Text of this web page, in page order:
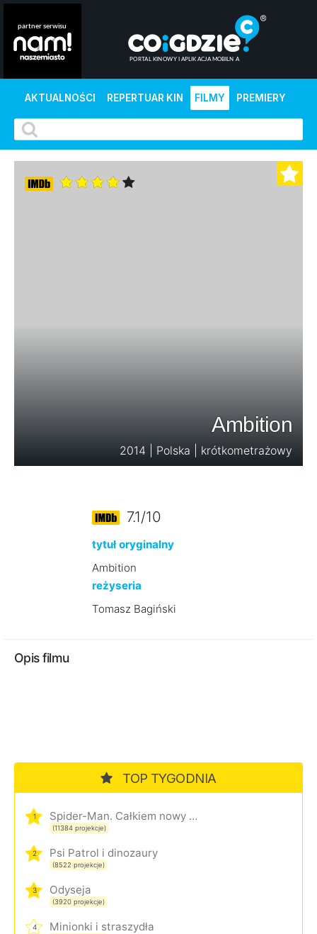
AKTUALNOŚCI REPERTUAR KIN FILMY PREMIERY
Ambition
2014 | Polska | krótkometrażowy
7.1/10
tytuł oryginalny
Ambition
reżyseria
Tomasz Bagiński
Opis filmu
TOP TYGODNIA
1 Spider-Man. Całkiem nowy dzień
(11384 projekcje)
2 Psi Patrol i dinozaury
(8522 projekcje)
3 Odyseja
(3920 projekcje)
4 Minionki i straszydła